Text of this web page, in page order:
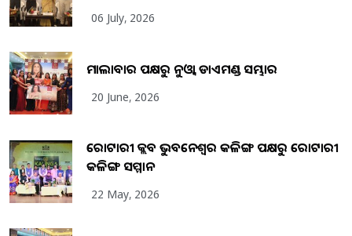
06 July, 2026
ମାଲାବାର ପକ୍ଷରୁ ନୁଓ୍ବା ଡାଏମଣ୍ଡ ସମ୍ଭାର
20 June, 2026
ରୋଟାରୀ କ୍ଲବ ଭୁବନେଶ୍ୱର କଳିଙ୍ଗ ପକ୍ଷରୁ ରୋଟାରୀ
କଳିଙ୍ଗ ସମ୍ମାନ
22 May, 2026